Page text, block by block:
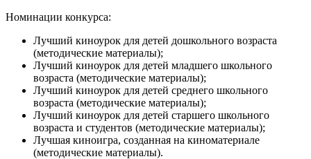
Номинации конкурса:
Лучший киноурок для детей дошкольного возраста
(методические материалы);
Лучший киноурок для детей младшего школьного
возраста (методические материалы);
Лучший киноурок для детей среднего школьного
возраста (методические материалы);
Лучший киноурок для детей старшего школьного
возраста и студентов (методические материалы);
Лучшая киноигра, созданная на киноматериале
(методические материалы).